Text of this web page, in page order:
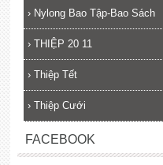
› Nylong Bao Tập-Bao Sách
› THIỆP 20 11
› Thiệp Tết
› Thiệp Cưới
FACEBOOK